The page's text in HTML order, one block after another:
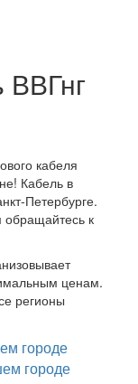
ВВГнг
кабеля
Кабель в
Петербурге.
к
ценам.
регионы